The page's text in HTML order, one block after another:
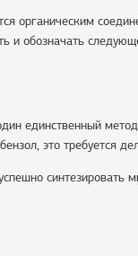
органическим
и обозначать
единственный
это требуется